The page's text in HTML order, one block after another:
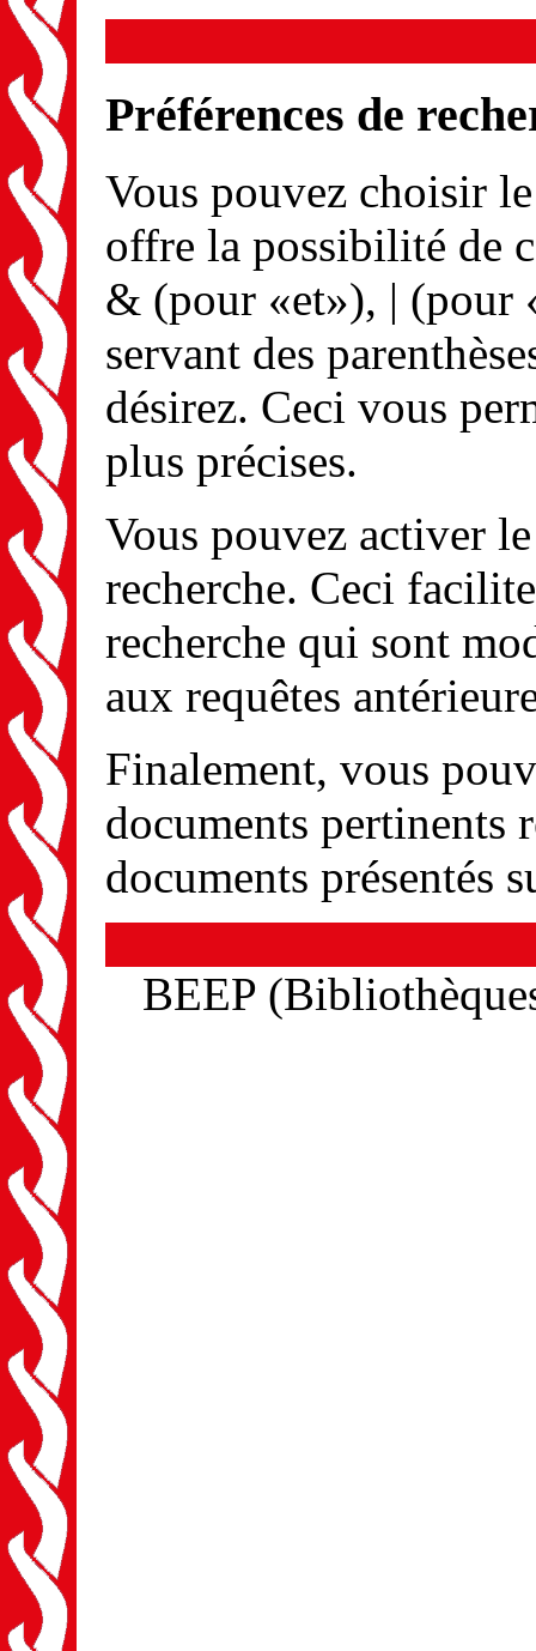
Préférences de
Vous pouvez choisir
offre la possibilité de
& (pour «et»), | (pour
servant des
désirez. Ceci vous
plus précises.
Vous pouvez activer
recherche. Ceci
recherche qui sont
aux requêtes
Finalement, vous
documents pertinents
documents présentés
BEEP